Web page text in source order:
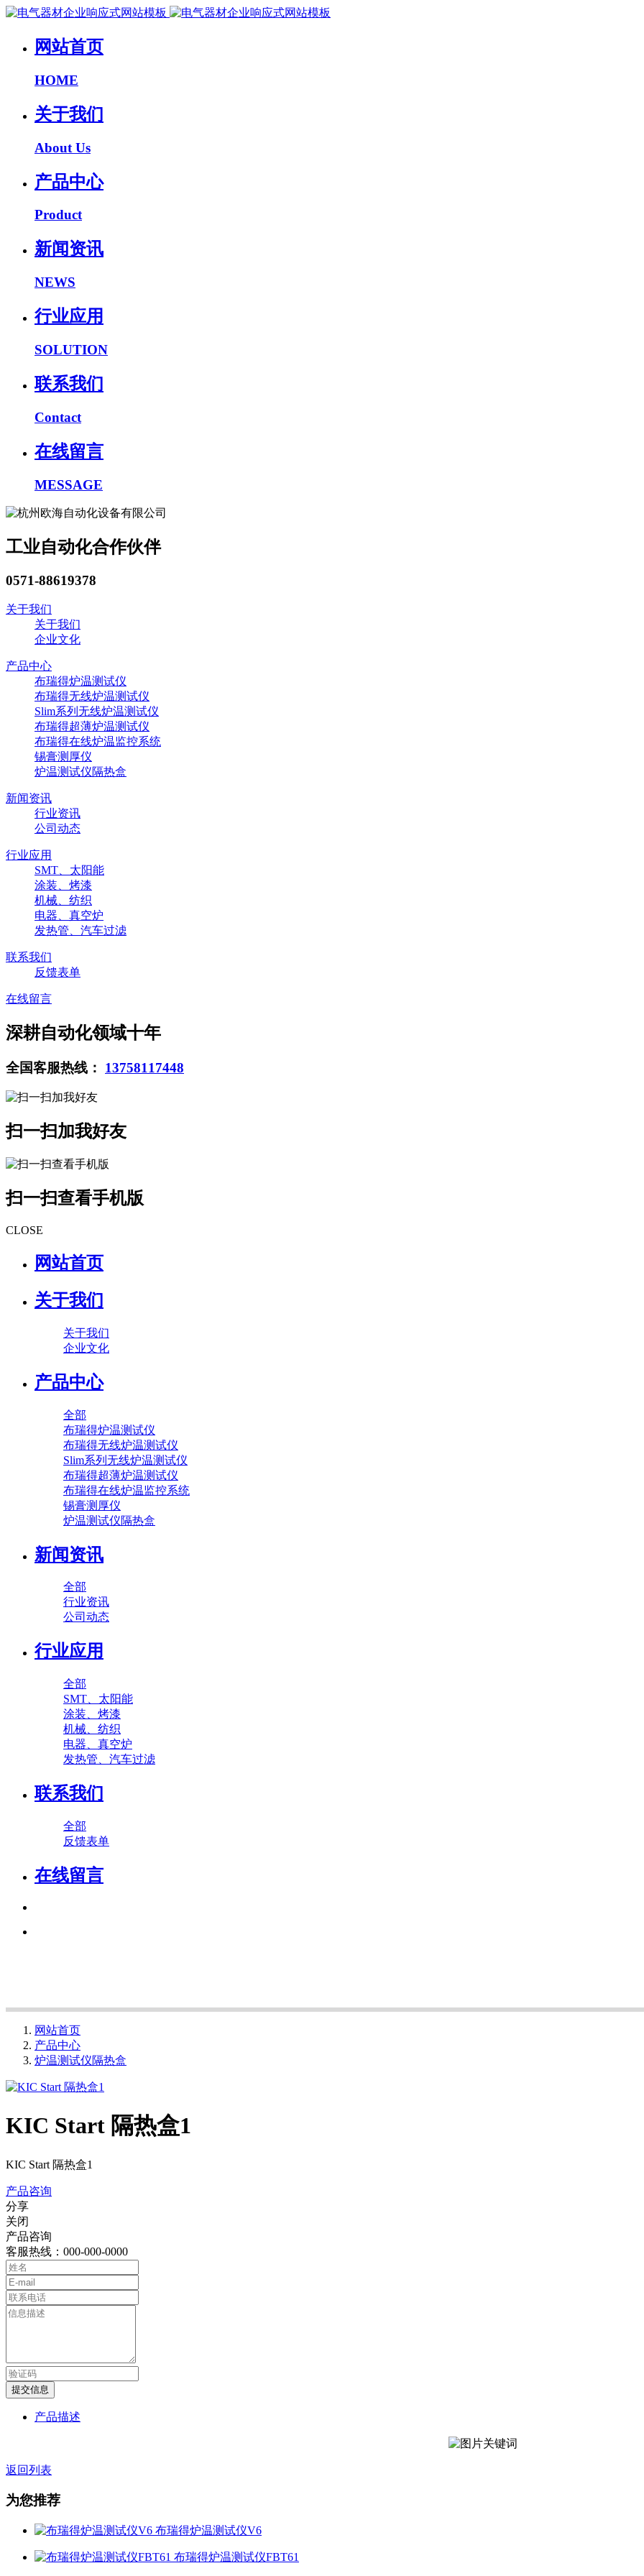
网站首页
HOME
关于我们
About Us
产品中心
Product
新闻资讯
NEWS
行业应用
SOLUTION
联系我们
Contact
在线留言
MESSAGE
工业自动化合作伙伴
0571-88619378
关于我们
关于我们
企业文化
产品中心
布瑞得炉温测试仪
布瑞得无线炉温测试仪
Slim系列无线炉温测试仪
布瑞得超薄炉温测试仪
布瑞得在线炉温监控系统
锡膏测厚仪
炉温测试仪隔热盒
新闻资讯
行业资讯
公司动态
行业应用
SMT、太阳能
涂装、烤漆
机械、纺织
电器、真空炉
发热管、汽车过滤
联系我们
反馈表单
在线留言
深耕自动化领域十年
全国客服热线： 13758117448
扫一扫加我好友
扫一扫查看手机版
CLOSE
网站首页
关于我们
关于我们
企业文化
产品中心
全部
布瑞得炉温测试仪
布瑞得无线炉温测试仪
Slim系列无线炉温测试仪
布瑞得超薄炉温测试仪
布瑞得在线炉温监控系统
锡膏测厚仪
炉温测试仪隔热盒
新闻资讯
全部
行业资讯
公司动态
行业应用
全部
SMT、太阳能
涂装、烤漆
机械、纺织
电器、真空炉
发热管、汽车过滤
联系我们
全部
反馈表单
在线留言
网站首页
产品中心
炉温测试仪隔热盒
KIC Start 隔热盒1
KIC Start 隔热盒1
产品咨询
分享
关闭
产品咨询
客服热线：000-000-0000
提交信息
产品描述
返回列表
为您推荐
布瑞得炉温测试仪V6
布瑞得炉温测试仪FBT61